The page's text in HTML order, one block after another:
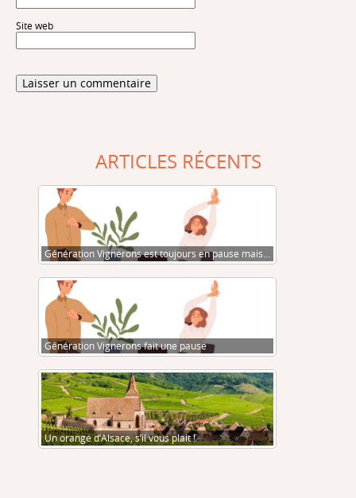
Site web
ARTICLES RÉCENTS
Génération Vignerons est toujours en pause mais…
Génération Vignerons fait une pause
Un orange d’Alsace, s’il vous plait !